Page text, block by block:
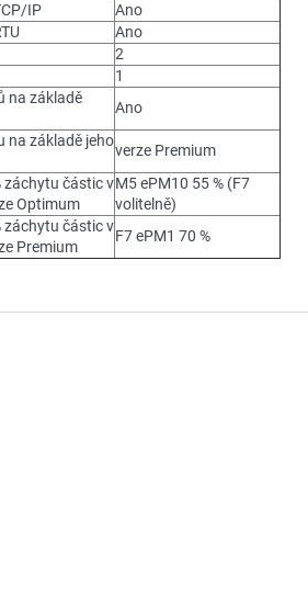
IP
Ano
Ano
2
1
na základě
Ano
na základě jeho
verze Premium
záchytu částic v
Optimum
M5 ePM10 55 % (F7
volitelně)
záchytu částic v
Premium
F7 ePM1 70 %